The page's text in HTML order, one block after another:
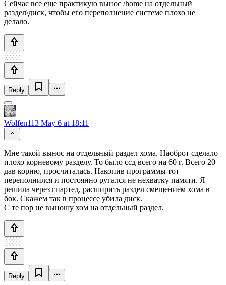
Сейчас все еще практикую вынос /home на отдельный
раздел\диск, чтобы его переполнение системе плохо не
делало.
Reply
Wolfen113 May 6 at 18:11
Мне такой вынос на отдельный раздел хома. Наоброт сделало
плохо корневому разделу. То было ссд всего на 60 г. Всего 20
дав корню, просчиталась. Накопив программы тот
переполнился и постоянно ругался не нехватку памяти. Я
решила через гпартед, расширить раздел смещением хома в
бок. Скажем так в процессе убила диск.
С те пор не выношу хом на отдельный раздел.
Reply